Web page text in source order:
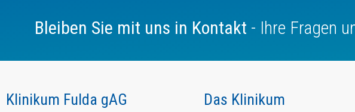
Bleiben Sie mit uns in Kontakt - Ihre Fragen
Klinikum Fulda gAG Das Klinikum